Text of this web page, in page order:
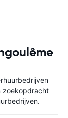
zoekopdracht